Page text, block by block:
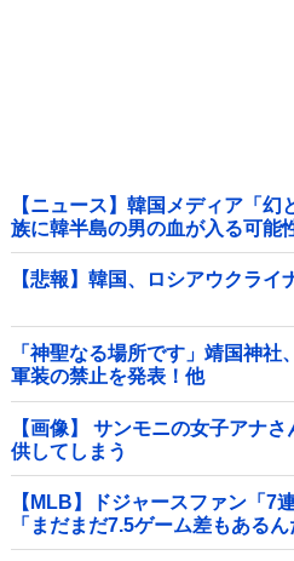
【ニュース】韓国メディア「
族に韓半島の男の血が入る可能
【悲報】韓国、ロシアウクライ
「神聖なる場所です」靖国神
軍装の禁止を発表！他
【画像】 サンモニの女子アナ
供してしまう
【MLB】ドジャースファン「
「まだまだ7.5ゲーム差もある
けることが増えるけど結局10月